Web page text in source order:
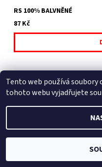
RS 100% BALVNĚNÉ
87 Kč
2026 © fusekle.cz,
Tento web používá soubory
tohoto webu vyjadřujete